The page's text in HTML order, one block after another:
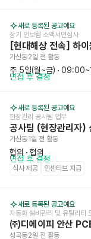
새로 등록된 공고예요
장기 인보험 소액서면심사
[현대해상 전속] 하
가산동2일 전 활동
주 5일(월~금) ·
면접 후 결정
새로 등록된 공고예요
현장관리 공사팀 업무
공사팀 (현장관리자)
가산동1일 전 활동
협의 · 협의
면접 후 결정
식사 제공 인센티브 지급
새로 등록된 공고예요
자동화 설비관리 및 유틸리티
㈜디에이피 안산
성곡동2일 전 활동